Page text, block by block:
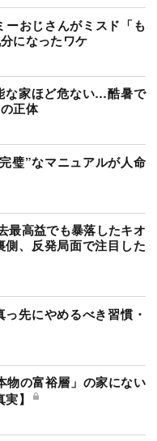
ーおじさんがミスド「も
になったワケ
な家ほど危ない…酷暑で
正体
璧”なマニュアルが人命
最高益でも暴落したキオ
、反発局面で注目した
っ先にやめるべき習慣・
物の富裕層」の家にない
】